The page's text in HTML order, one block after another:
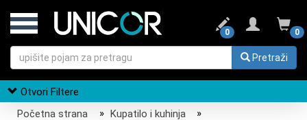
0
0
Pretraži
Otvori Filtere
Početna strana
» Kupatilo i kuhinja
»